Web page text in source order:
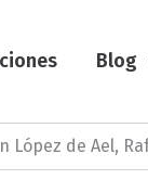
Blog
López de Ael,